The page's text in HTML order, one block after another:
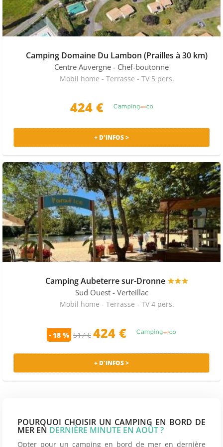
Camping Domaine Du Lambon (Prailles à 30 km)
Centre Auvergne - Chef-boutonne
Mobil home - Terrasse - TV 5 pers.
424 €
+ D'INFOS >
Camping Aubeterre sur-Dronne★★★
Sud Ouest - Verteillac
Mobil home - Terrasse - TV 4 pers.
- 18 % 517 € 424 €
+ D'INFOS >
POURQUOI CHOISIR UN CAMPING EN BORD DE
MER EN DERNIÈRE MINUTE EN AOÛT ?
Opter pour un camping en bord de mer en dernière